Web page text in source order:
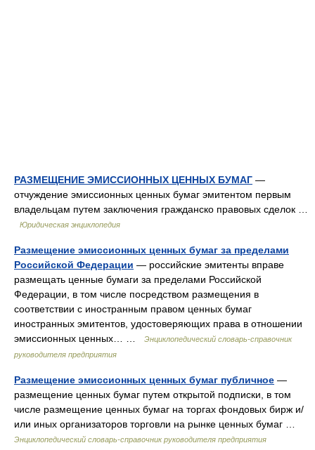
РАЗМЕЩЕНИЕ ЭМИССИОННЫХ ЦЕННЫХ БУМАГ —
отчуждение эмиссионных ценных бумаг эмитентом первым
владельцам путем заключения гражданско правовых сделок …
Юридическая энциклопедия
Размещение эмиссионных ценных бумаг за пределами
Российской Федерации — российские эмитенты вправе
размещать ценные бумаги за пределами Российской
Федерации, в том числе посредством размещения в
соответствии с иностранным правом ценных бумаг
иностранных эмитентов, удостоверяющих права в отношении
эмиссионных ценных… …
Энциклопедический словарь-справочник
руководителя предприятия
Размещение эмиссионных ценных бумаг публичное —
размещение ценных бумаг путем открытой подписки, в том
числе размещение ценных бумаг на торгах фондовых бирж и/
или иных организаторов торговли на рынке ценных бумаг …
Энциклопедический словарь-справочник руководителя предприятия